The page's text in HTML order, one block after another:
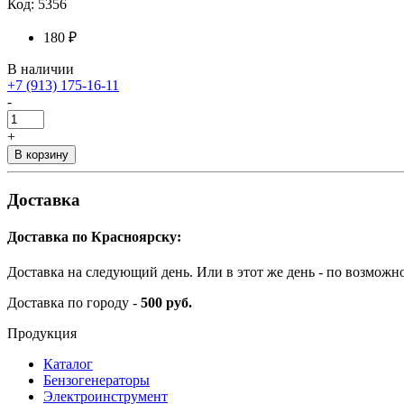
Код: 5356
180 ₽
В наличии
+7 (913) 175-16-11
-
+
В корзину
Доставка
Доставка по Красноярску:
Доставка на следующий день. Или в этот же день - по
Доставка по городу - 500 руб.
Продукция
Каталог
Бензогенераторы
Электроинструмент